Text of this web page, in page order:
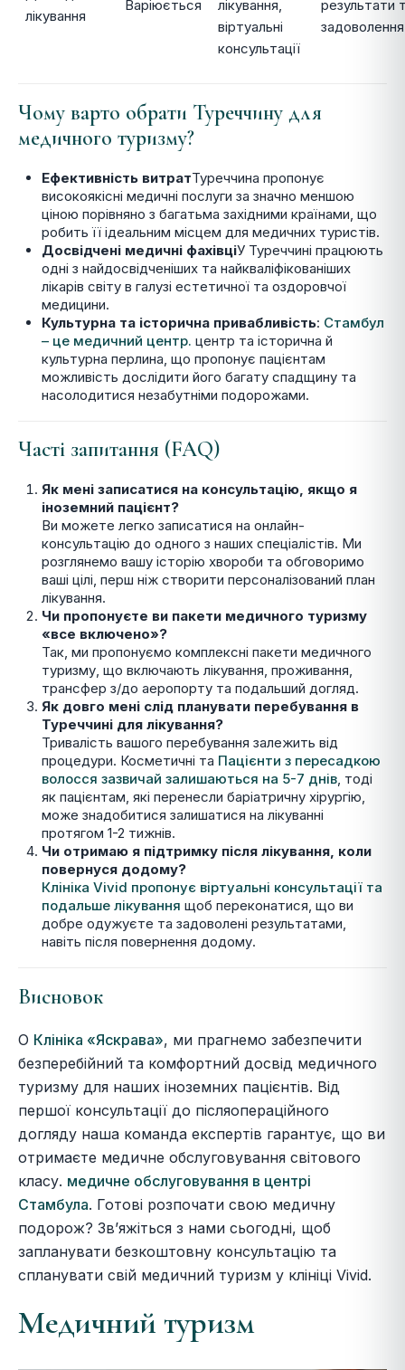
лікування
Варіюється
лікування,
віртуальні
консультації
результати
задоволення
Чому варто обрати Туреччину для
медичного туризму?
Ефективність витратТуреччина пропонує
високоякісні медичні послуги за значно меншою
ціною порівняно з багатьма західними країнами, що
робить її ідеальним місцем для медичних туристів.
Досвідчені медичні фахівціУ Туреччині працюють
одні з найдосвідченіших та найкваліфікованіших
лікарів світу в галузі естетичної та оздоровчої
медицини.
Культурна та історична привабливість: Стамбул
– це медичний центр. центр та історична й
культурна перлина, що пропонує пацієнтам
можливість дослідити його багату спадщину та
насолодитися незабутніми подорожами.
Часті запитання (FAQ)
Як мені записатися на консультацію, якщо я
іноземний пацієнт?
Ви можете легко записатися на онлайн-
консультацію до одного з наших спеціалістів. Ми
розглянемо вашу історію хвороби та обговоримо
ваші цілі, перш ніж створити персоналізований план
лікування.
Чи пропонуєте ви пакети медичного туризму
«все включено»?
Так, ми пропонуємо комплексні пакети медичного
туризму, що включають лікування, проживання,
трансфер з/до аеропорту та подальший догляд.
Як довго мені слід планувати перебування в
Туреччині для лікування?
Тривалість вашого перебування залежить від
процедури. Косметичні та Пацієнти з пересадкою
волосся зазвичай залишаються на 5-7 днів, тоді
як пацієнтам, які перенесли баріатричну хірургію,
може знадобитися залишатися на лікуванні
протягом 1-2 тижнів.
Чи отримаю я підтримку після лікування, коли
повернуся додому?
Клініка Vivid пропонує віртуальні консультації та
подальше лікування щоб переконатися, що ви
добре одужуєте та задоволені результатами,
навіть після повернення додому.
Висновок
О Клініка «Яскрава», ми прагнемо забезпечити
безперебійний та комфортний досвід медичного
туризму для наших іноземних пацієнтів. Від
першої консультації до післяопераційного
догляду наша команда експертів гарантує, що ви
отримаєте медичне обслуговування світового
класу. медичне обслуговування в центрі
Стамбула. Готові розпочати свою медичну
подорож? Зв’яжіться з нами сьогодні, щоб
запланувати безкоштовну консультацію та
спланувати свій медичний туризм у клініці Vivid.
Медичний туризм